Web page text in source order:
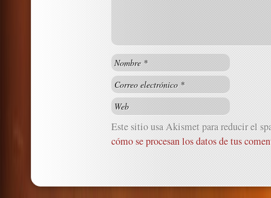
Este sitio usa Akismet para reducir el
cómo se procesan los datos de tus